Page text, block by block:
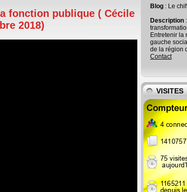
fonction publique ( Cécile
2018)
Blog : Le
Description
Entretenir la
gauche
de la région
Contact
VISITES